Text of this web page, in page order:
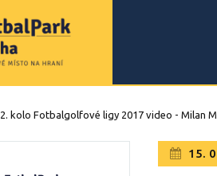
2. kolo Fotbalgolfové ligy 2017 video - Milan
15.